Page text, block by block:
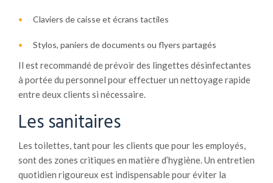
Claviers de caisse et écrans tactiles
Stylos, paniers de documents ou flyers partagés
Il est recommandé de prévoir des lingettes désinfectantes
à portée du personnel pour effectuer un nettoyage rapide
entre deux clients si nécessaire.
Les sanitaires
Les toilettes, tant pour les clients que pour les employés,
sont des zones critiques en matière d’hygiène. Un entretien
quotidien rigoureux est indispensable pour éviter la